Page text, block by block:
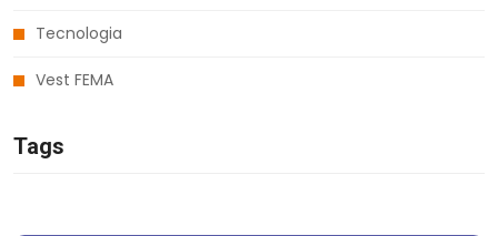
Tecnologia
Vest FEMA
Tags